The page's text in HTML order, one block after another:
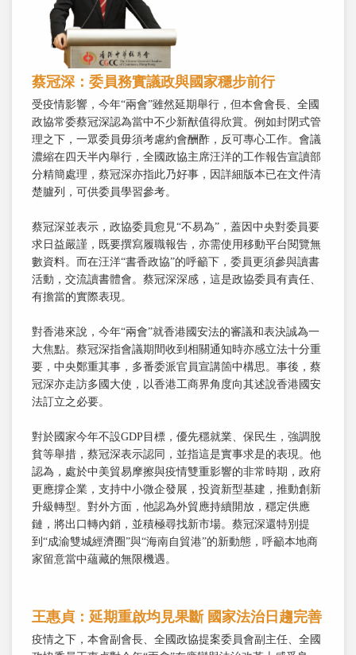
蔡冠深：委員務實議政與國家穩步前行
受疫情影響，今年“兩會”雖然延期舉行，但本會會長、全國
政協常委蔡冠深認為當中不少新猷值得欣賞。例如封閉式管
理之下，一眾委員毋須考慮約會酬酢，反可專心工作。會議
濃縮在四天半內舉行，全國政協主席汪洋的工作報告宣讀部
分精簡處理，蔡冠深亦指此乃好事，因詳細版本已在文件清
楚臚列，可供委員學習參考。
蔡冠深並表示，政協委員愈見“不易為”，蓋因中央對委員要
求日益嚴謹，既要撰寫履職報告，亦需使用移動平台閱覽無
數資料。而在汪洋“書香政協”的呼籲下，委員更須參與讀書
活動，交流讀書體會。蔡冠深深感，這是政協委員有責任、
有擔當的實際表現。
對香港來說，今年“兩會”就香港國安法的審議和表決誠為一
大焦點。蔡冠深指會議期間收到相關通知時亦感立法十分重
要，中央鄭重其事，多番委派官員宣講箇中構思。事後，蔡
冠深亦走訪多國大使，以香港工商界角度向其述說香港國安
法訂立之必要。
對於國家今年不設GDP目標，優先穩就業、保民生，強調脫
貧等舉措，蔡冠深表示認同，並指這是實事求是的表現。他
認為，處於中美貿易摩擦與疫情雙重影響的非常時期，政府
更應撐企業，支持中小微企發展，投資新型基建，推動創新
升級轉型。對外方面，他認為外貿應持續開放，穩定供應
鏈，將出口轉內銷，並積極尋找新市場。蔡冠深還特別提
到“成渝雙城經濟圈”與“海南自貿港”的新動態，呼籲本地商
家留意當中蘊藏的無限機遇。
王惠貞：延期重啟均見果斷 國家法治日趨完善
疫情之下，本會副會長、全國政協提案委員會副主任、全國